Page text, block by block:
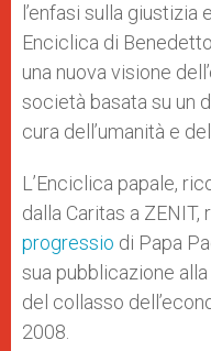
l’enfasi sulla giustizia
Enciclica di
una nuova visione
società basata su un
cura dell’umanità e
L’Enciclica papale,
dalla Caritas a ZENIT,
progressio di Papa
sua pubblicazione
del collasso
2008.